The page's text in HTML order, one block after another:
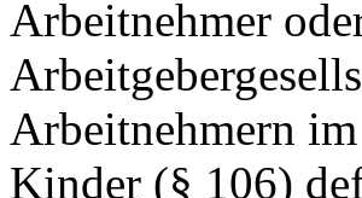
Arbeitnehmer
Arbeitnehmern
Kinder (§ 106)